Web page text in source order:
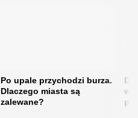
Po upale przychodzi burza.
Dlaczego miasta są
zalewane?
w